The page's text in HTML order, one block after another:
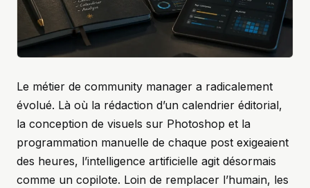
Le métier de community manager a radicalement
évolué. Là où la rédaction d’un calendrier éditorial,
la conception de visuels sur Photoshop et la
programmation manuelle de chaque post exigeaient
des heures, l’intelligence artificielle agit désormais
comme un copilote. Loin de remplacer l’humain, les